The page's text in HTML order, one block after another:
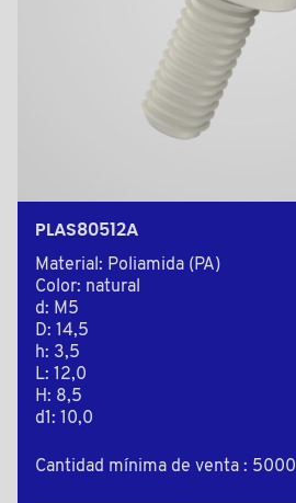
PLAS80512A
Material: Poliamida (PA)
Color: natural
d: M5
D: 14,5
h: 3,5
L: 12,0
H: 8,5
d1: 10,0
Cantidad mínima de venta : 5000